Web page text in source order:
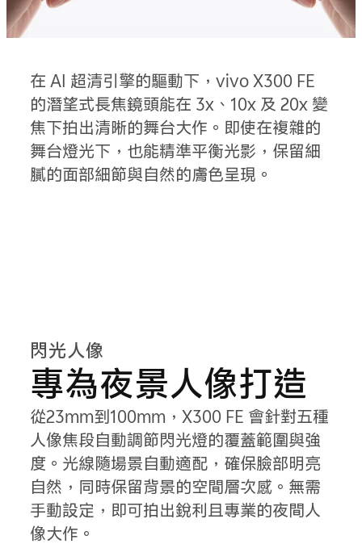
在 AI 超清引擎的驅動下，vivo X300 FE
的潛望式長焦鏡頭能在 3x、10x 及 20x 變
焦下拍出清晰的舞台大作。即使在複雜的
舞台燈光下，也能精準平衡光影，保留細
膩的面部細節與自然的膚色呈現。
閃光人像
專為夜景人像打造
從23mm到100mm，X300 FE 會針對五種
人像焦段自動調節閃光燈的覆蓋範圍與強
度。光線隨場景自動適配，確保臉部明亮
自然，同時保留背景的空間層次感。無需
手動設定，即可拍出銳利且專業的夜間人
像大作 。